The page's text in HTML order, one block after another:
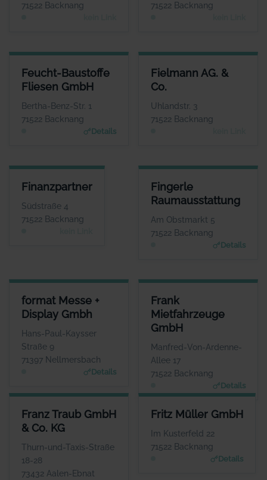
71522 Backnang
71522 Backnang
Feucht-Baustoffe
Fliesen GmbH
Bertha-Benz-Str. 1
71522 Backnang
Details
FEUCHT-BAUSTOFFE FLIESEN GMBH
ANSPRECHPARTNER
Herr Volker Nasser
WEBSITE
www.feucht-backnang.de
Fielmann AG. &
Co.
Uhlandstr. 3
71522 Backnang
FIELMANN AG. & CO.
Keine Website hinterlegt
Finanzpartner
Südstraße 4
71522 Backnang
FINANZPARTNER
ANSPRECHPARTNER
Herr Werner Grau
Keine Website hinterlegt
Fingerle
Raumausstattung
Am Obstmarkt 5
71522 Backnang
Details
FINGERLE
Frau Heike
www.fingerle-raumausstattun
format Messe +
Display Gmbh
Hans-Paul-Kaysser
Straße 9
71397 Nellmersbach
Details
FORMAT MESSE + DISPLAY GMBH
ANSPRECHPARTNER
Frau Miriam Görner
www.formatdisplay.de
Frank
Mietfahrzeuge
GmbH
Manfred-Von-Ardenne-
Allee 17
71522 Backnang
Details
FRANK MIETFAHRZEUGE
Frau Janine
Franz Traub GmbH
& Co. KG
Thurn-und-Taxis-Straße
18-28
73432 Aalen-Ebnat
FRANZ TRAUB GMBH & CO. KG
Herr Tobias Zehnder
WEBSITE
www.franz-traub.de
Fritz Müller GmbH
Im Kusterfeld 22
71522 Backnang
Details
FRITZ MÜLLER GMBH
Herr Manfred Böhret
www.fritzmueller.biz